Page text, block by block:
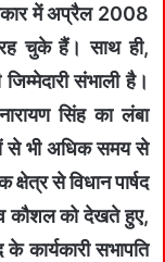
में अप्रैल 2008
चुके हैं। साथ ही,
संभाली है।
सिंह का लंबा
से भी अधिक समय से
से विधान पार्षद
कौशल को देखते हुए,
कार्यकारी सभापति